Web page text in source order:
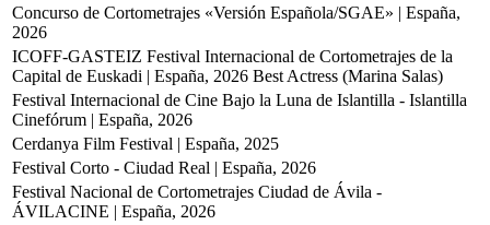
Concurso de Cortometrajes «Versión Española/SGAE» | España,
2026
ICOFF-GASTEIZ Festival Internacional de Cortometrajes de la
Capital de Euskadi | España, 2026 Best Actress (Marina Salas)
Festival Internacional de Cine Bajo la Luna de Islantilla - Islantilla
Cinefórum | España, 2026
Cerdanya Film Festival | España, 2025
Festival Corto - Ciudad Real | España, 2026
Festival Nacional de Cortometrajes Ciudad de Ávila -
ÁVILACINE | España, 2026